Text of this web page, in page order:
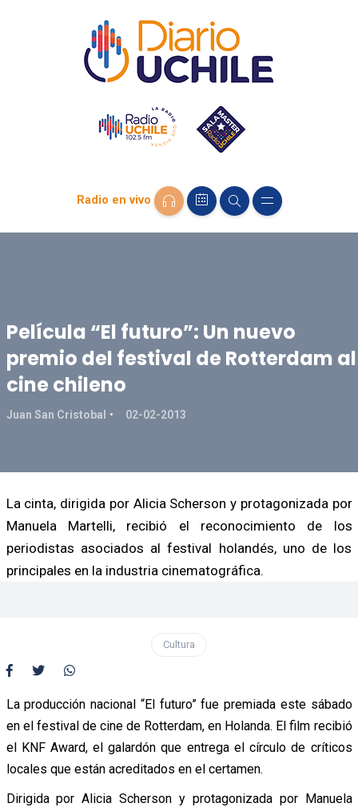
Radio en vivo
Película “El futuro”: Un nuevo
premio del festival de Rotterdam al
cine chileno
Juan San Cristobal 02-02-2013
La cinta, dirigida por Alicia Scherson y protagonizada por
Manuela Martelli, recibió el reconocimiento de los
periodistas asociados al festival holandés, uno de los
principales en la industria cinematográfica.
Cultura
La producción nacional “El futuro” fue premiada este sábado
en el festival de cine de Rotterdam, en Holanda. El film recibió
el KNF Award, el galardón que entrega el círculo de críticos
locales que están acreditados en el certamen.
Dirigida por Alicia Scherson y protagonizada por Manuela